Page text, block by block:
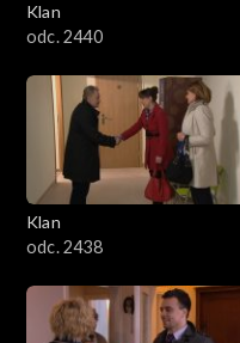
Klan
odc. 2440
Klan
odc. 2438